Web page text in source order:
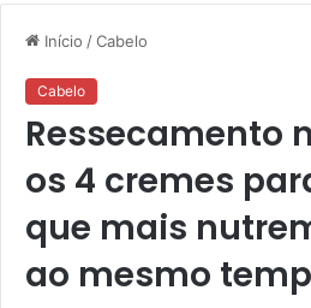
Início /Cabelo
Cabelo
Ressecamento
os 4 cremes
que mais
ao mesmo